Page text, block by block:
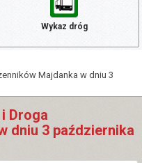
Wykaz dróg
Majdanka w dniu 3
Droga
dniu 3 października